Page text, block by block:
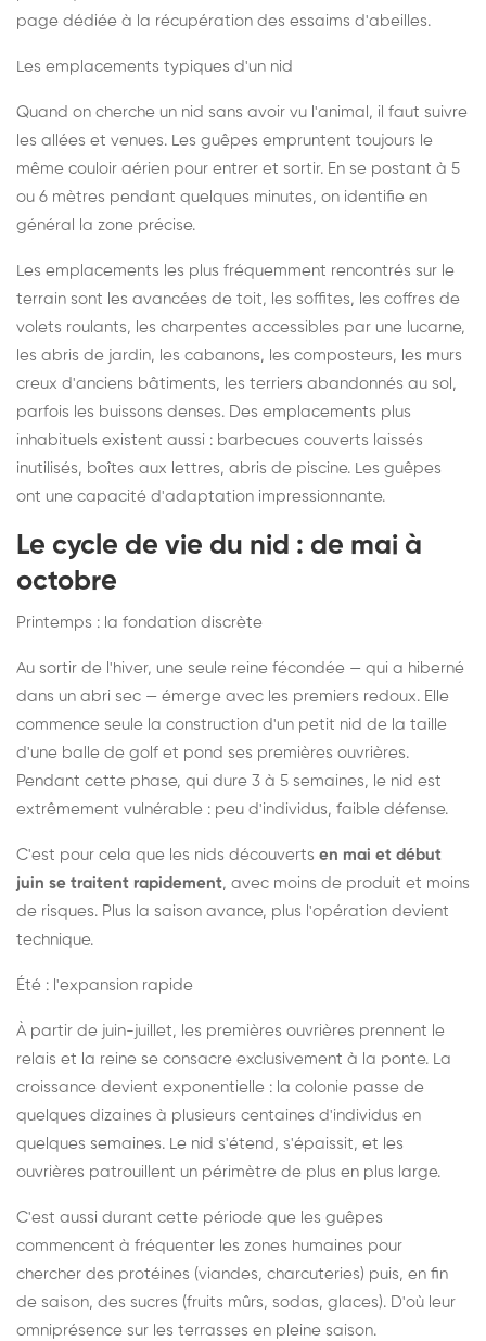
page dédiée à la récupération des essaims d'abeilles.
Les emplacements typiques d'un nid
Quand on cherche un nid sans avoir vu l'animal, il faut suivre
les allées et venues. Les guêpes empruntent toujours le
même couloir aérien pour entrer et sortir. En se postant à 5
ou 6 mètres pendant quelques minutes, on identifie en
général la zone précise.
Les emplacements les plus fréquemment rencontrés sur le
terrain sont les avancées de toit, les soffites, les coffres de
volets roulants, les charpentes accessibles par une lucarne,
les abris de jardin, les cabanons, les composteurs, les murs
creux d'anciens bâtiments, les terriers abandonnés au sol,
parfois les buissons denses. Des emplacements plus
inhabituels existent aussi : barbecues couverts laissés
inutilisés, boîtes aux lettres, abris de piscine. Les guêpes
ont une capacité d'adaptation impressionnante.
Le cycle de vie du nid : de mai à
octobre
Printemps : la fondation discrète
Au sortir de l'hiver, une seule reine fécondée — qui a hiberné
dans un abri sec — émerge avec les premiers redoux. Elle
commence seule la construction d'un petit nid de la taille
d'une balle de golf et pond ses premières ouvrières.
Pendant cette phase, qui dure 3 à 5 semaines, le nid est
extrêmement vulnérable : peu d'individus, faible défense.
C'est pour cela que les nids découverts en mai et début
juin se traitent rapidement, avec moins de produit et moins
de risques. Plus la saison avance, plus l'opération devient
technique.
Été : l'expansion rapide
À partir de juin-juillet, les premières ouvrières prennent le
relais et la reine se consacre exclusivement à la ponte. La
croissance devient exponentielle : la colonie passe de
quelques dizaines à plusieurs centaines d'individus en
quelques semaines. Le nid s'étend, s'épaissit, et les
ouvrières patrouillent un périmètre de plus en plus large.
C'est aussi durant cette période que les guêpes
commencent à fréquenter les zones humaines pour
chercher des protéines (viandes, charcuteries) puis, en fin
de saison, des sucres (fruits mûrs, sodas, glaces). D'où leur
omniprésence sur les terrasses en pleine saison.